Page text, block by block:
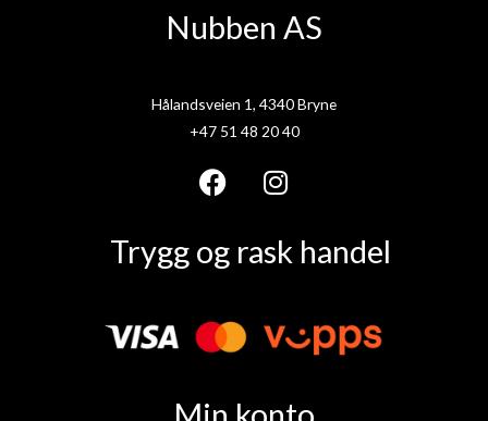
Nubben AS
Hålandsveien 1, 4340 Bryne
+47 51 48 20 40
F
c
b
o
I
n
s
g
Trygg og rask handel